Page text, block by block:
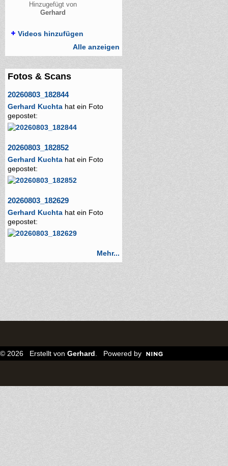
Hinzugefügt von
Gerhard
Videos hinzufügen
Alle anzeigen
Fotos & Scans
20260803_182844
Gerhard Kuchta hat ein Foto
gepostet:
20260803_182852
Gerhard Kuchta hat ein Foto
gepostet:
20260803_182629
Gerhard Kuchta hat ein Foto
gepostet:
Mehr...
© 2026 Erstellt von Gerhard . Powered by